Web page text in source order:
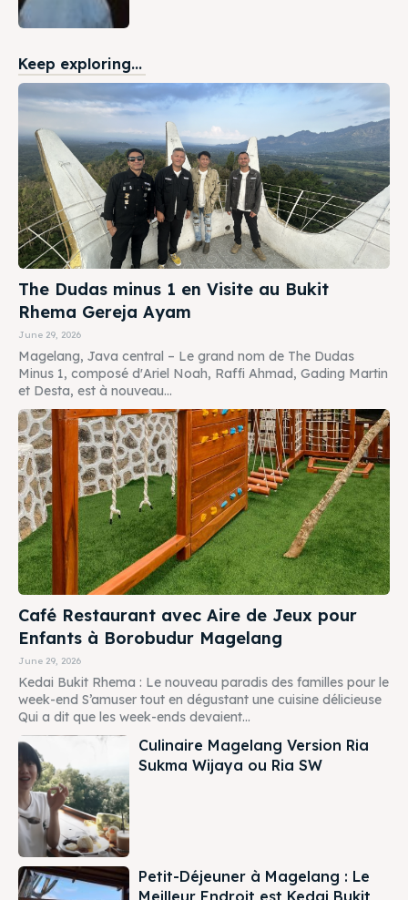
Keep exploring...
The Dudas minus 1 en Visite au Bukit
Rhema Gereja Ayam
June 29, 2026
Magelang, Java central – Le grand nom de The Dudas
Minus 1, composé d'Ariel Noah, Raffi Ahmad, Gading Martin
et Desta, est à nouveau...
Café Restaurant avec Aire de Jeux pour
Enfants à Borobudur Magelang
June 29, 2026
Kedai Bukit Rhema : Le nouveau paradis des familles pour le
week-end S’amuser tout en dégustant une cuisine délicieuse
Qui a dit que les week-ends devaient...
Culinaire Magelang Version Ria
Sukma Wijaya ou Ria SW
Petit-Déjeuner à Magelang : Le